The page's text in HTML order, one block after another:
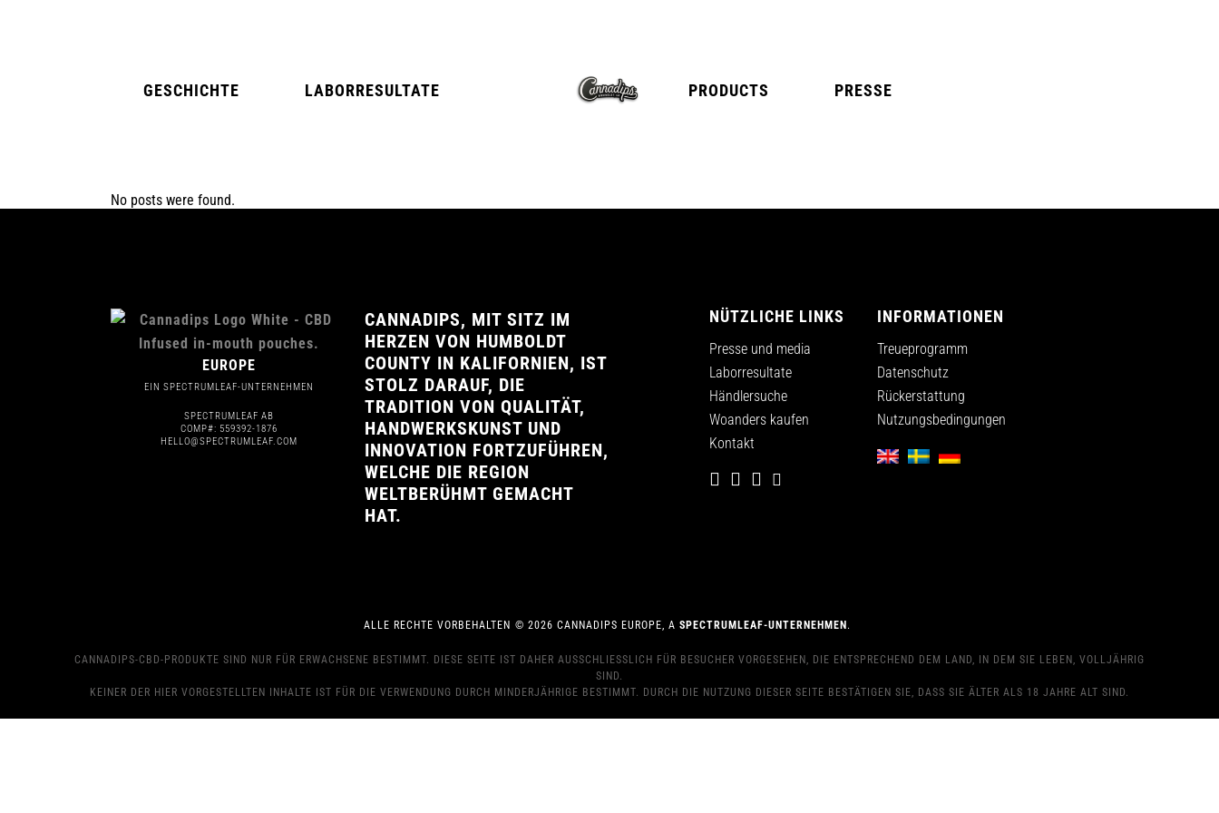
GESCHICHTE LABORRESULTATE PRODUCTS PRESSE
No posts were found.
EUROPE
EIN SPECTRUMLEAF-UNTERNEHMEN
SPECTRUMLEAF AB
COMP#: 559392-1876
HELLO@SPECTRUMLEAF.COM
CANNADIPS, MIT SITZ IM
HERZEN VON HUMBOLDT
COUNTY IN KALIFORNIEN, IST
STOLZ DARAUF, DIE
TRADITION VON QUALITÄT,
HANDWERKSKUNST UND
INNOVATION FORTZUFÜHREN,
WELCHE DIE REGION
WELTBERÜHMT GEMACHT
HAT.
NÜTZLICHE LINKS
Presse und media
Laborresultate
Händlersuche
Woanders kaufen
Kontakt
INFORMATIONEN
Treueprogramm
Datenschutz
Rückerstattung
Nutzungsbedingungen
ALLE RECHTE VORBEHALTEN © 2026 CANNADIPS EUROPE, A SPECTRUMLEAF-UNTERNEHMEN .
CANNADIPS-CBD-PRODUKTE SIND NUR FÜR ERWACHSENE BESTIMMT. DIESE SEITE IST DAHER AUSSCHLIESSLICH FÜR BESUCHER VORGESEHEN, DIE ENTSPRECHEND DEM LAND, IN DEM SIE LEBEN, VOLLJÄHRIG S
IND.
KEINER DER HIER VORGESTELLTEN INHALTE IST FÜR DIE VERWENDUNG DURCH MINDERJÄHRIGE BESTIMMT. DURCH DIE NUTZUNG DIESER SEITE BESTÄTIGEN SIE, DASS SIE ÄLTER ALS 18 JAHRE ALT SIND.